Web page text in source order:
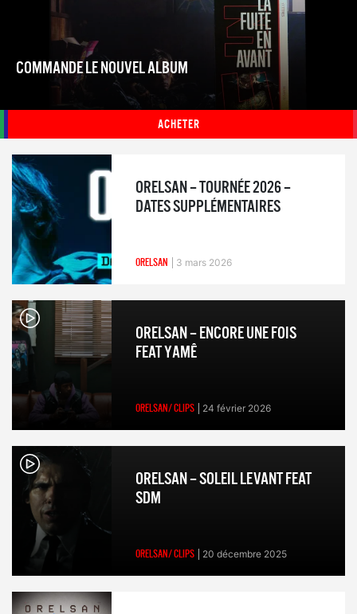
COMMANDE LE NOUVEL ALBUM
ACHETER
ORELSAN – TOURNÉE 2026 –
DATES SUPPLÉMENTAIRES
ORELSAN 3 mars 2026
ORELSAN – ENCORE UNE FOIS
FEAT YAMÊ
ORELSAN/ CLIPS 24 février 2026
ORELSAN – SOLEIL LEVANT FEAT
SDM
ORELSAN/ CLIPS 20 décembre 2025